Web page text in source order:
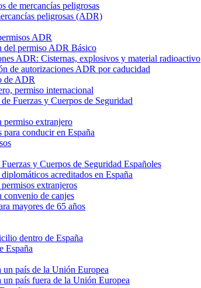
de mercancías peligrosas
peligrosas (ADR)
ADR
del permiso ADR Básico
ADR: Cisternas, explosivos y material radioactivo
de autorizaciones ADR por caducidad
de ADR
permiso internacional
Fuerzas y Cuerpos de Seguridad
permiso extranjero
para conducir en España
y Cuerpos de Seguridad Españoles
acreditados en España
extranjeros
convenio de canjes
mayores de 65 años
dentro de España
España
un país de la Unión Europea
un país fuera de la Unión Europea